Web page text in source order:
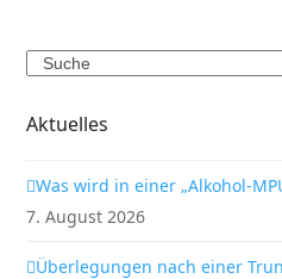
Search
Aktuelles
Was wird in einer „Alkohol-
7. August 2026
Überlegungen nach einer